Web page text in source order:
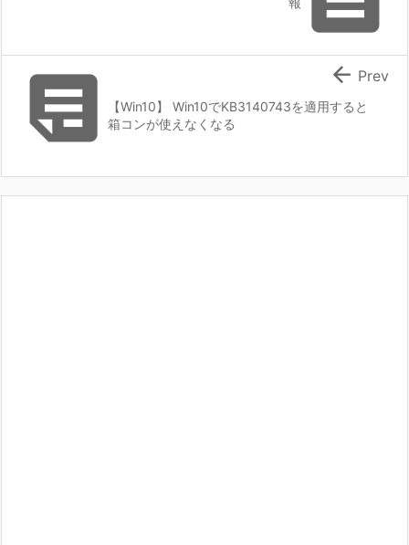
 【Win10】 Win10でKB3140743を適用すると
箱コンが使えなくなる
 Prev